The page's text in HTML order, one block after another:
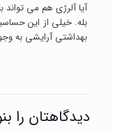
آیا آلرژی هم می
بله. خیلی از این
بهداشتی آرایشی به
دیدگاهتان را